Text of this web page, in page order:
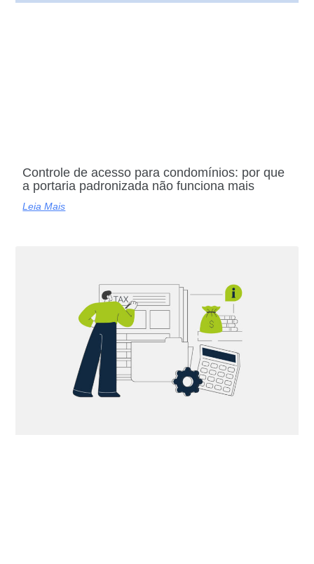
Controle de acesso para condomínios: por que
a portaria padronizada não funciona mais
Leia Mais